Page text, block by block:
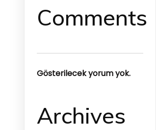
Comments
Gösterilecek yorum yok.
Archives